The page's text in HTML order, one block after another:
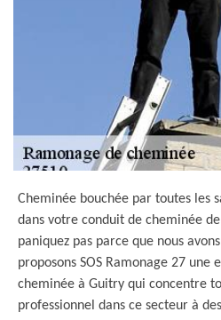
Cheminée bouchée par toutes les
dans votre conduit de cheminée
paniquez pas parce que nous
proposons SOS Ramonage 27
cheminée à Guitry qui concentre
professionnel dans ce secteur à